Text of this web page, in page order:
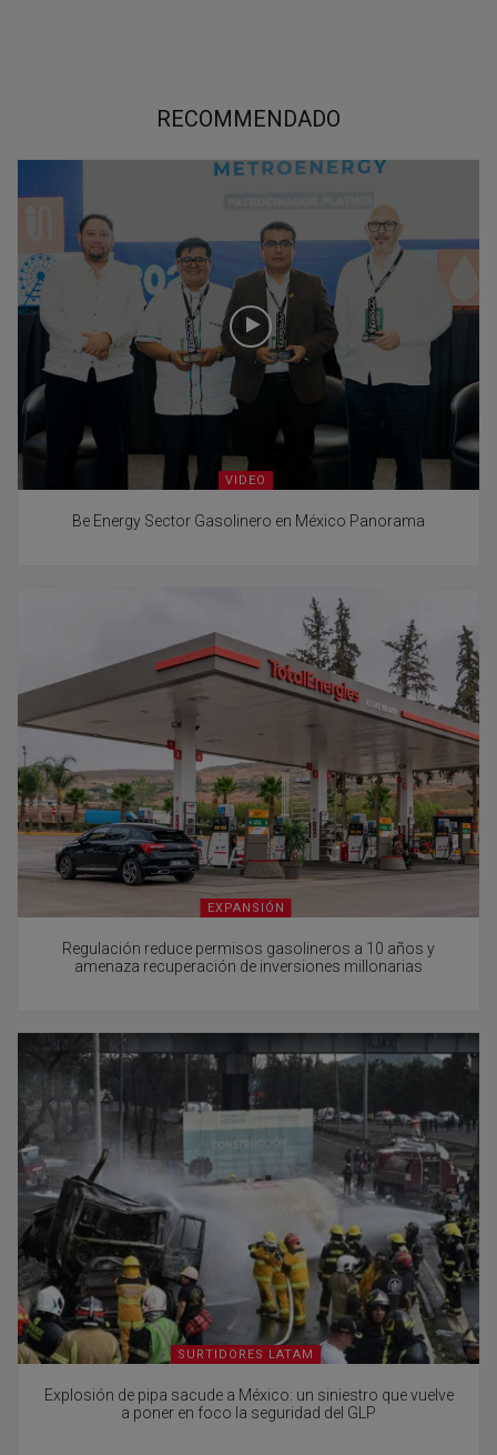
RECOMMENDADO
VIDEO
Be Energy Sector Gasolinero en México Panorama
EXPANSIÓN
Regulación reduce permisos gasolineros a 10 años y
amenaza recuperación de inversiones millonarias
SURTIDORES LATAM
Explosión de pipa sacude a México: un siniestro que vuelve
a poner en foco la seguridad del GLP